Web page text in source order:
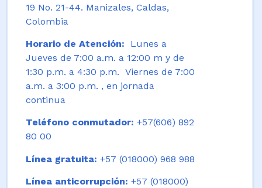
19 No. 21-44. Manizales, Caldas,
Colombia
Horario de Atención:
Lunes a
Jueves de 7:00 a.m. a 12:00 m y de
1:30 p.m. a 4:30 p.m. Viernes de 7:00
a.m. a 3:00 p.m. , en jornada
continua
Teléfono conmutador: +57(606) 892
80 00
Línea gratuita: +57 (018000) 968 988
Línea anticorrupción: +57 (018000)